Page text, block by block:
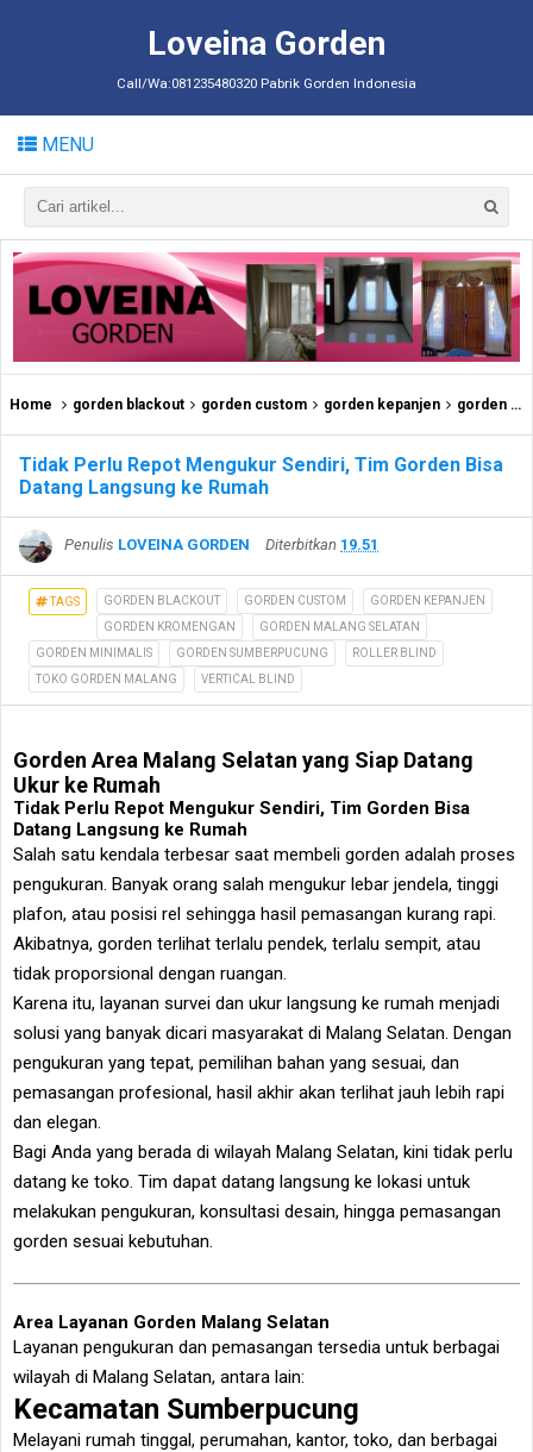
Loveina Gorden
Call/Wa:081235480320 Pabrik Gorden Indonesia
MENU
Home gorden blackout gorden custom gorden kepanjen gorden kromengan
Tidak Perlu Repot Mengukur Sendiri, Tim Gorden Bisa
Datang Langsung ke Rumah
Penulis LOVEINA GORDEN Diterbitkan 19.51
TAGS GORDEN BLACKOUT GORDEN CUSTOM
GORDEN KEPANJEN
GORDEN KROMENGAN
GORDEN MALANG SELATAN
GORDEN MINIMALIS
GORDEN SUMBERPUCUNG
ROLLER BLIND
TOKO GORDEN MALANG
VERTICAL BLIND
Gorden Area Malang Selatan yang Siap Datang
Ukur ke Rumah
Tidak Perlu Repot Mengukur Sendiri, Tim Gorden Bisa
Datang Langsung ke Rumah
Salah satu kendala terbesar saat membeli gorden adalah proses
pengukuran. Banyak orang salah mengukur lebar jendela, tinggi
plafon, atau posisi rel sehingga hasil pemasangan kurang rapi.
Akibatnya, gorden terlihat terlalu pendek, terlalu sempit, atau
tidak proporsional dengan ruangan.
Karena itu, layanan survei dan ukur langsung ke rumah menjadi
solusi yang banyak dicari masyarakat di Malang Selatan. Dengan
pengukuran yang tepat, pemilihan bahan yang sesuai, dan
pemasangan profesional, hasil akhir akan terlihat jauh lebih rapi
dan elegan.
Bagi Anda yang berada di wilayah Malang Selatan, kini tidak perlu
datang ke toko. Tim dapat datang langsung ke lokasi untuk
melakukan pengukuran, konsultasi desain, hingga pemasangan
gorden sesuai kebutuhan.
Area Layanan Gorden Malang Selatan
Layanan pengukuran dan pemasangan tersedia untuk berbagai
wilayah di Malang Selatan, antara lain:
Kecamatan Sumberpucung
Melayani rumah tinggal, perumahan, kantor, toko, dan berbagai